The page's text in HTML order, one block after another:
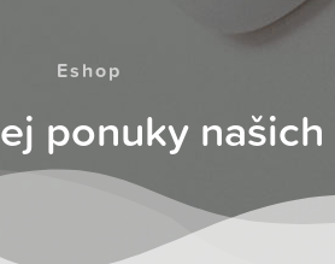
Eshop
ponuky